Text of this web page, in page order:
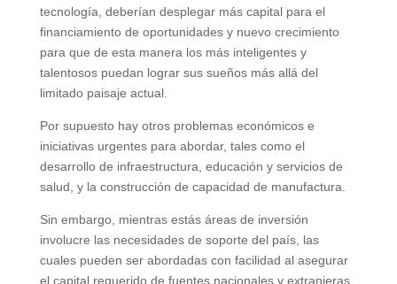
tecnología, deberían desplegar más capital para el
financiamiento de oportunidades y nuevo crecimiento
para que de esta manera los más inteligentes y
talentosos puedan lograr sus sueños más allá del
limitado paisaje actual.
Por supuesto hay otros problemas económicos e
iniciativas urgentes para abordar, tales como el
desarrollo de infraestructura, educación y servicios de
salud, y la construcción de capacidad de manufactura.
Sin embargo, mientras estás áreas de inversión
involucre las necesidades de soporte del país, las
cuales pueden ser abordadas con facilidad al asegurar
el capital requerido de fuentes nacionales y extranjeras,